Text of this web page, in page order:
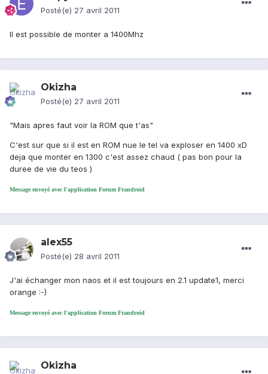
Posté(e) 27 avril 2011
Il est possible de monter a 1400Mhz
Okizha
Posté(e) 27 avril 2011
"Mais apres faut voir la ROM que t'as"
C'est sur que si il est en ROM nue le tel va exploser en 1400 xD
deja que monter en 1300 c'est assez chaud ( pas bon pour la
duree de vie du teos )
Message envoyé avec l'application Forum Frandroid
alex55
Posté(e) 28 avril 2011
J'ai échanger mon naos et il est toujours en 2.1 update1, merci
orange :-)
Message envoyé avec l'application Forum Frandroid
Okizha